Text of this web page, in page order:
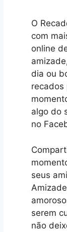
O
com
online
dia ou
recados
algo do
no
seus
serem
não